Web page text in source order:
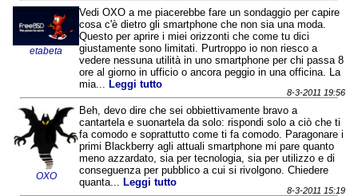
etabeta
Vedi OXO a me piacerebbe fare un sondaggio per capire
cosa c'è dietro gli smartphone che non sia una moda.
Questo per aprire i miei orizzonti che come tu dici
giustamente sono limitati. Purtroppo io non riesco a
vedere nessuna utilità in uno smartphone per chi passa 8
ore al giorno in ufficio o ancora peggio in una officina. La
mia...
Leggi tutto
8-3-2011 19:56
OXO
Beh, devo dire che sei obbiettivamente bravo a
cantartela e suonartela da solo: rispondi solo a ciò che ti
fa comodo e soprattutto come ti fa comodo. Paragonare i
primi Blackberry agli attuali smartphone mi pare quanto
meno azzardato, sia per tecnologia, sia per utilizzo e di
conseguenza per pubblico a cui si rivolgono. Chiedere
quanta...
Leggi tutto
8-3-2011 15:19